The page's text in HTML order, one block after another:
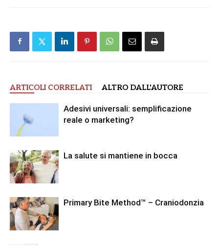
ARTICOLI CORRELATI ALTRO DALL'AUTORE
Adesivi universali: semplificazione
reale o marketing?
La salute si mantiene in bocca
Primary Bite Method™ – Craniodonzia